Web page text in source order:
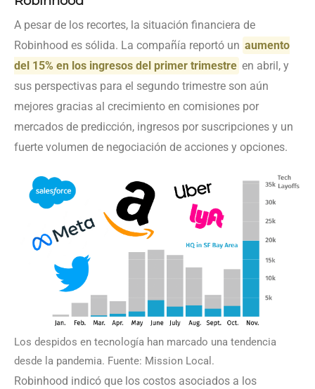
A pesar de los recortes, la situación financiera de
Robinhood es sólida. La compañía reportó un aumento
del 15% en los ingresos del primer trimestre en abril, y
sus perspectivas para el segundo trimestre son aún
mejores gracias al crecimiento en comisiones por
mercados de predicción, ingresos por suscripciones y un
fuerte volumen de negociación de acciones y opciones.
Los despidos en tecnología han marcado una tendencia
desde la pandemia. Fuente: Mission Local.
Robinhood indicó que los costos asociados a los